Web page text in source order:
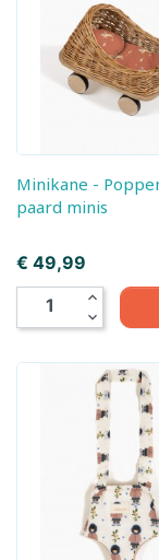
Minikane - Poppenwagen
paard minis
Prijs
€ 49,99
expand_less
expand_more